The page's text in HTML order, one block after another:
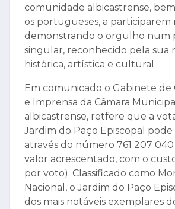
comunidade albicastrense,
os portugueses, a participarem
demonstrando o orgulho num
singular, reconhecido pela sua
histórica, artística e cultural.
Em comunicado o Gabinete de
e Imprensa da Câmara Municipal
albicastrense, retfere que a
Jardim do Paço Episcopal pode
através do número 761 207
valor acrescentado, com o
por voto). Classificado como
Nacional, o Jardim do Paço
dos mais notáveis exemplares